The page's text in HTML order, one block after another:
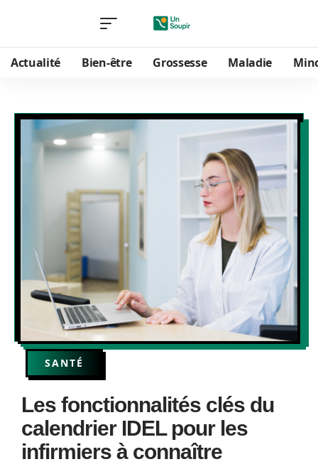
Actualité Bien-être Grossesse Maladie
SANTÉ
Les fonctionnalités clés du
calendrier IDEL pour les
infirmiers à connaître